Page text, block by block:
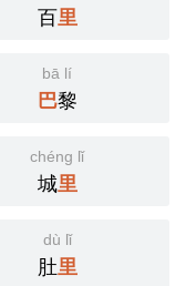
百里
bā lí
巴黎
chéng lǐ
城里
dù lǐ
肚里